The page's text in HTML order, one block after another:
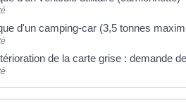
d'un camping-car (3,5 tonnes
de la carte grise : demande